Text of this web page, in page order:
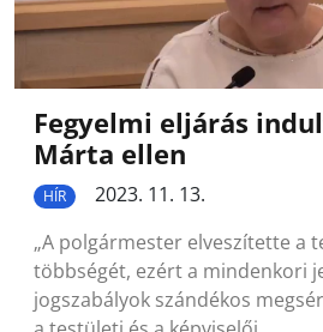
Fegyelmi eljárás
Márta ellen
HÍR
2023. 11. 13.
„A polgármester elveszítette a
többségét, ezért a mindenkori
jogszabályok szándékos